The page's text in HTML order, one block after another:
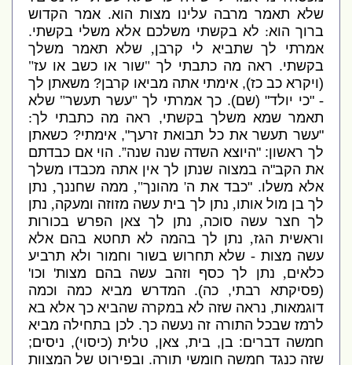
שלא תאמר מרבה עלינו מצות הוא.אמר הקדוש
ברוך הוא:לא בקשתי משלכם אלא משלי בקשתי.
אמרתי לך שתביא לי קרבן,שלא תאמר משלך
בקשתי.ראה מה כתבתי לך" שור או כשב או עז"
ויקרא כב כז ),אימתי אתה מביאו קרבן?משאתן לך
"כי יולד" (שם).כך אמרתי לך"עשר תעשר"שלא
תאמר שמא משלך בקשתי,ראה מה כתבתי לך:
עשר תעשר את כל תבואת זרעך",אימתי?כשאתן
לך ראשון: "היוצא השדה שנה שנה”.הוי אם כבדתם
את הקב"ה במצוה שנתן לך אין אתה מכבדו משלך
אלא משלו. "כבד את ה מהונך",ממה שחננך,נתן
לך בן מול אותו,נתן לך בית עשה מזוזה ומעקה,נתן
לך חצר עשה סוכה,נתן לך צאן הפרש בכורות
וראשית הגז,נתן לך בהמה לא תחטא בהם אלא
עשה מצות- שלא תחרוש בשור וחמור ולא תרביע
כלאים,נתן לך כסף וזהב עשה בהם מצות'וכו'
פסיקתא רבתי,כה).המדרש מביא כמה וכמה
דוגמאות,נראה שזה לא במקרה שהביא כך אלא בא
לרמז שבכל התורה זה נעשה כך.לכן בתחילה מביא
חמשה דברים:בן,בית,צאן,טלית(כיסוי),ניסים;
שזה כנגד חמשה חומשי תורה.ובפירוט של המצוות